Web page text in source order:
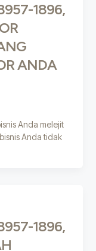
1896,
ANDA
Anda melejit
Anda tidak
1896,